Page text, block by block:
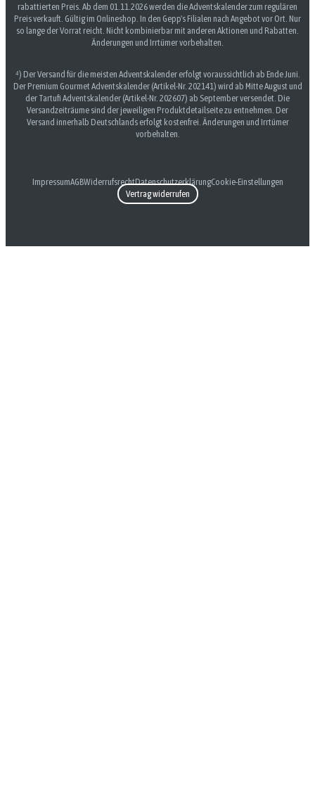
rabattierten Preis. Ab dem 01.11.2026 werden die Adventskalender zum regulären
Preis verkauft. Gültig im Onlineshop. In den Gepp's Filialen nach Angebot vor Ort. Nur
so lange der Vorrat reicht. Nicht kombinierbar mit anderen Aktionen und Rabatten.
Änderungen und Irrtümer vorbehalten.
⁴) Der Versand für die meisten Adventskalender erfolgt voraussichtlich ab Ende Juni.
Der Premium Gourmet Adventskalender (Artikel-Nr. 202141) wird ab Mitte August und
der Tartufi Adventskalender (Artikel-Nr. 202607) ab September versendet. Die
Versandzeiträume sind der jeweiligen Produktdetailseite zu entnehmen. Der
Versand innerhalb Deutschlands erfolgt kostenfrei. Änderungen und Irrtümer
vorbehalten.
ImpressumAGBWiderrufsrechtDatenschutzerklärungCookie-Einstellungen
Vertrag widerrufen